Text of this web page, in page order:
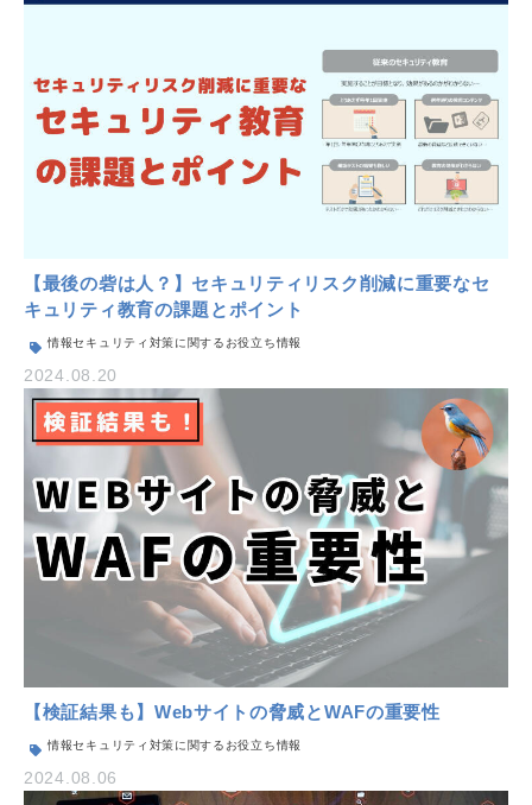
【最後の砦は人？】セキュリティリスク削減に重要なセ
キュリティ教育の課題とポイント
情報セキュリティ対策に関するお役立ち情報
2024.08.20
【検証結果も】Webサイトの脅威とWAFの重要性
情報セキュリティ対策に関するお役立ち情報
2024.08.06